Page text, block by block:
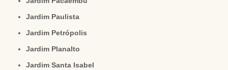
Jardim Paulista
Jardim Petrópolis
Jardim Planalto
Jardim Santa Isabel